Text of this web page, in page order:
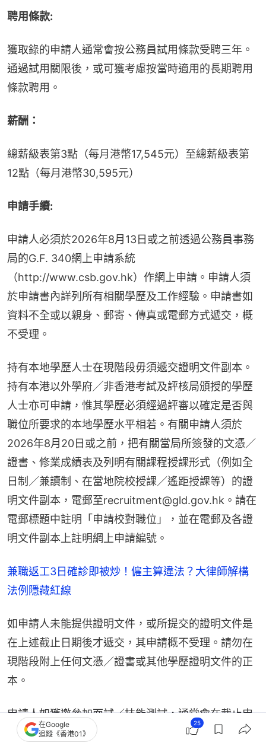
聘用條款:
獲取錄的申請人通常會按公務員試用條款受聘三年。
通過試用關限後，或可獲考慮按當時適用的長期聘用
條款聘用。
薪酬：
總薪級表第3點（每月港幣17,545元）至總薪級表第
12點（每月港幣30,595元）
申請手續:
申請人必須於2026年8月13日或之前透過公務員事務
局的G.F. 340網上申請系統
（http://www.csb.gov.hk）作網上申請。申請人須
於申請書內詳列所有相關學歷及工作經驗。申請書如
資料不全或以親身、郵寄、傳真或電郵方式遞交，概
不受理。
持有本地學歷人士在現階段毋須遞交證明文件副本。
持有本港以外學府╱非香港考試及評核局頒授的學歷
人士亦可申請，惟其學歷必須經過評審以確定是否與
職位所要求的本地學歷水平相若。有關申請人須於
2026年8月20日或之前，把有關當局所簽發的文憑／
證書、修業成績表及列明有關課程授課形式（例如全
日制／兼讀制、在當地院校授課／遙距授課等）的證
明文件副本，電郵至recruitment@gld.gov.hk。請在
電郵標題中註明「申請校對職位」，並在電郵及各證
明文件副本上註明網上申請編號。
兼職返工3日確診即被炒！僱主算違法？大律師解構
法例隱藏紅線
如申請人未能提供證明文件，或所提交的證明文件是
在上述截止日期後才遞交，其申請概不受理。請勿在
現階段附上任何文憑／證書或其他學歷證明文件的正
本。
申請人如獲邀參加面試／技能測試，通常會在截止申
請日期後約十至十二個星期內收到通知。如遇到申請
在Google
追蹤《香港01》
25